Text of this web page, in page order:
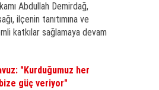
Abdullah Demirdağ,
ilçenin tanıtımına ve
katkılar sağlamaya devam
"Kurduğumuz her
güç veriyor"